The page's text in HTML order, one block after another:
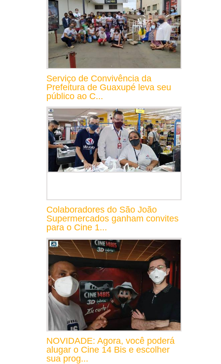
Serviço de Convivência da
Prefeitura de Guaxupé leva seu
público ao C...
Colaboradores do São João
Supermercados ganham convites
para o Cine 1...
NOVIDADE: Agora, você poderá
alugar o Cine 14 Bis e escolher
sua prog...